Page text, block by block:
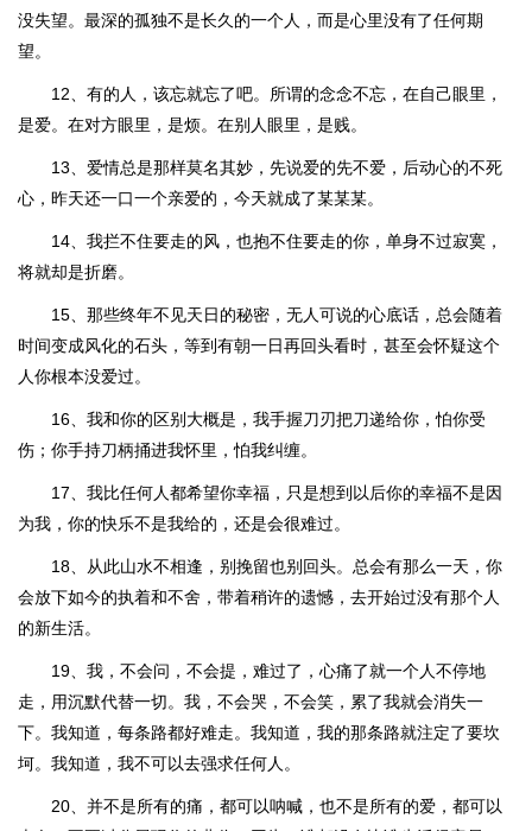
没失望。最深的孤独不是长久的一个人，而是心里没有了任何期
望。
12、有的人，该忘就忘了吧。所谓的念念不忘，在自己眼里，
是爱。在对方眼里，是烦。在别人眼里，是贱。
13、爱情总是那样莫名其妙，先说爱的先不爱，后动心的不死
心，昨天还一口一个亲爱的，今天就成了某某某。
14、我拦不住要走的风，也抱不住要走的你，单身不过寂寞，
将就却是折磨。
15、那些终年不见天日的秘密，无人可说的心底话，总会随着
时间变成风化的石头，等到有朝一日再回头看时，甚至会怀疑这个
人你根本没爱过。
16、我和你的区别大概是，我手握刀刃把刀递给你，怕你受
伤；你手持刀柄捅进我怀里，怕我纠缠。
17、我比任何人都希望你幸福，只是想到以后你的幸福不是因
为我，你的快乐不是我给的，还是会很难过。
18、从此山水不相逢，别挽留也别回头。总会有那么一天，你
会放下如今的执着和不舍，带着稍许的遗憾，去开始过没有那个人
的新生活。
19、我，不会问，不会提，难过了，心痛了就一个人不停地
走，用沉默代替一切。我，不会哭，不会笑，累了我就会消失一
下。我知道，每条路都好难走。我知道，我的那条路就注定了要坎
坷。我知道，我不可以去强求任何人。
20、并不是所有的痛，都可以呐喊，也不是所有的爱，都可以